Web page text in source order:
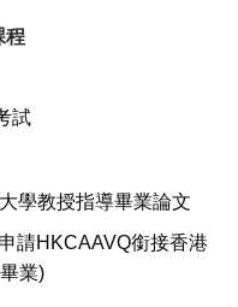
程
試
學教授指導畢業論文
請HKCAAVQ銜接香港
業)